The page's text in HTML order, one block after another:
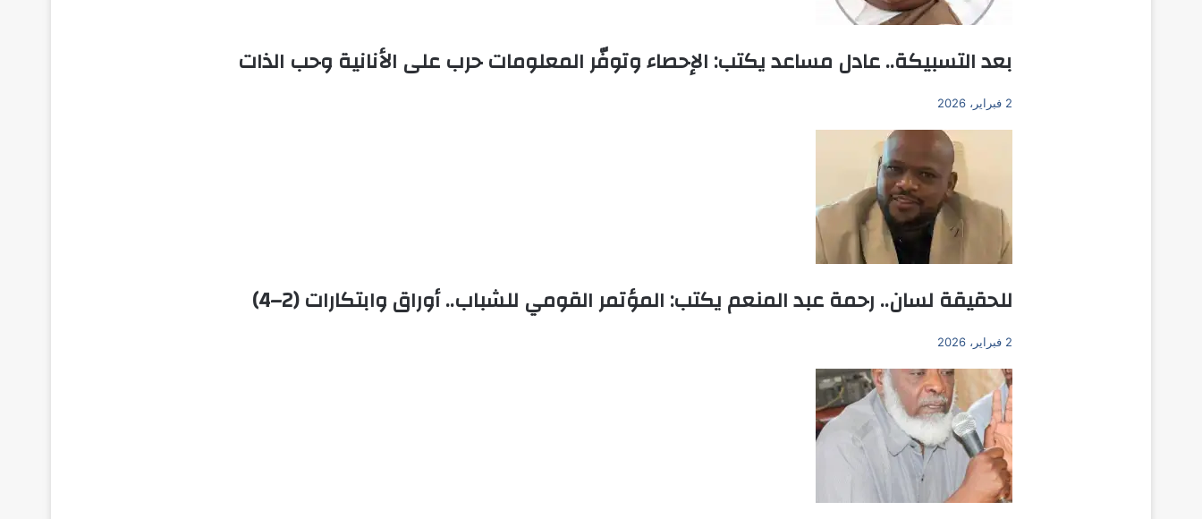
بعد التسبيكة.. عادل مساعد يكتب: الإحصاء وتوفّر المعلومات حرب على الأنانية وحب الذات
2 فبراير، 2026
للحقيقة لسان.. رحمة عبد المنعم يكتب: المؤتمر القومي للشباب.. أوراق وابتكارات (2–4)
2 فبراير، 2026